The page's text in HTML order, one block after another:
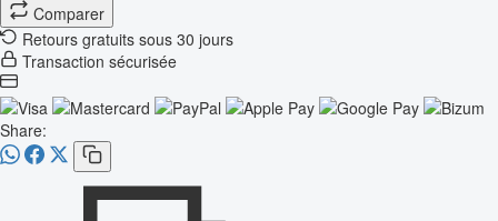
Comparer
Retours gratuits sous 30 jours
Transaction sécurisée
Share: